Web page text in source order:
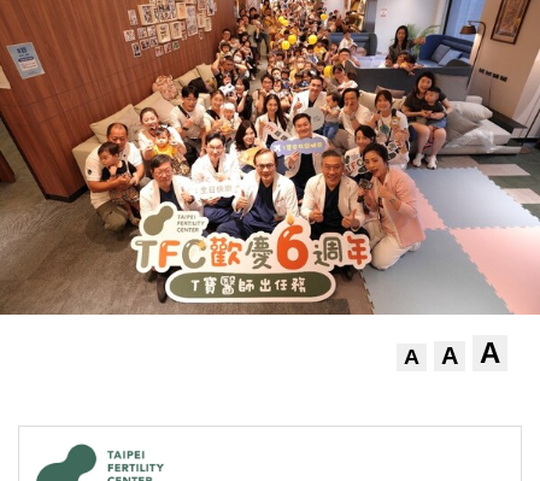
A A A